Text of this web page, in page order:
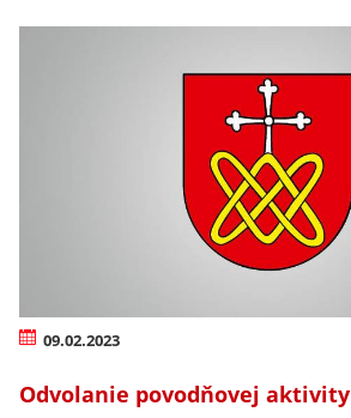
09.02.2023
Odvolanie povodňovej aktivity